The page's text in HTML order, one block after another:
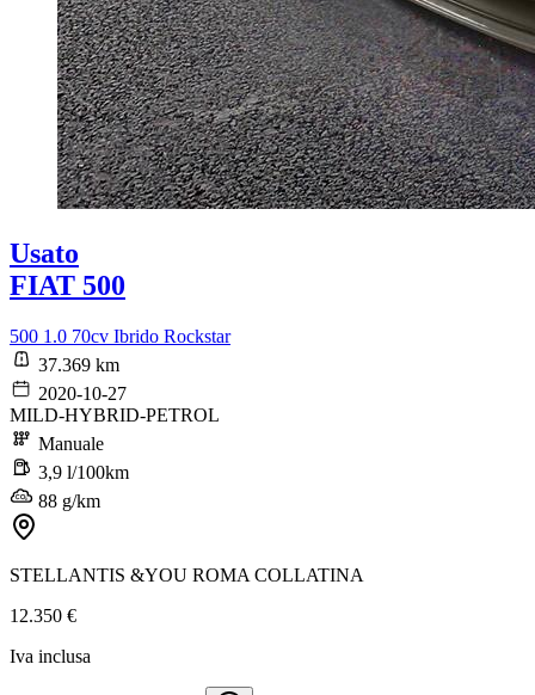
Usato
FIAT 500
500 1.0 70cv Ibrido Rockstar
37.369 km
2020-10-27
MILD-HYBRID-PETROL
Manuale
3,9 l/100km
88 g/km
STELLANTIS &YOU ROMA COLLATINA
12.350 €
Iva inclusa